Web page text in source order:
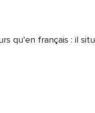
qu’en français : il